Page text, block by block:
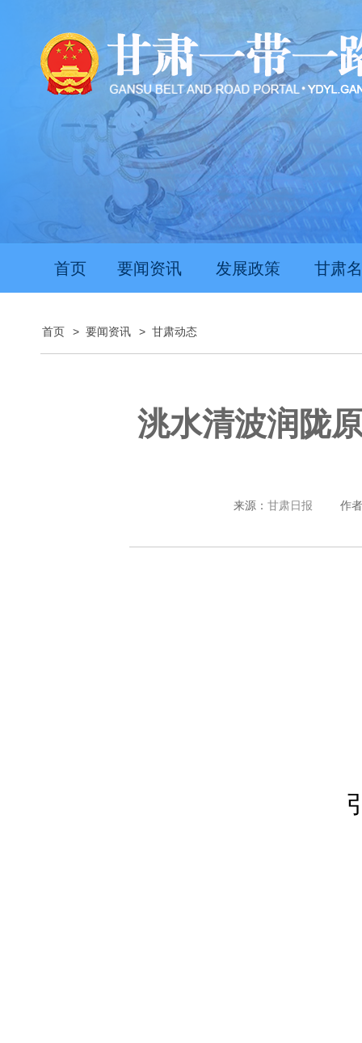
首页 要闻资讯 发展政策 甘肃
首页 > 要闻资讯 > 甘肃动态
洮水清波润陇
来源： 甘肃日报 作